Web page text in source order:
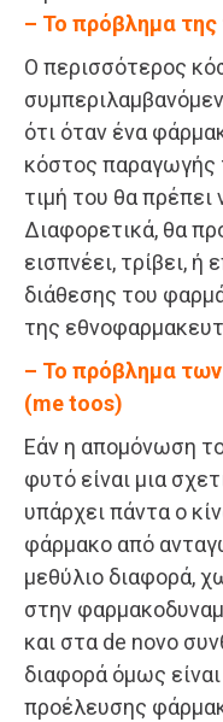
– Το πρόβλημα της
Ο περισσότερος
ότι όταν ένα
κόστος παραγωγής
τιμή του θα πρέπει
Διαφορετικά, θα
εισπνέει, τρίβει, ή
διάθεσης του
της
– Το πρόβλημα
(me toos)
Εάν η απομόνωση
φυτό είναι μια
υπάρχει πάντα ο
φάρμακο από
μεθύλιο διαφορά,
στην
και στα de nονο
διαφορά όμως
προέλευσης